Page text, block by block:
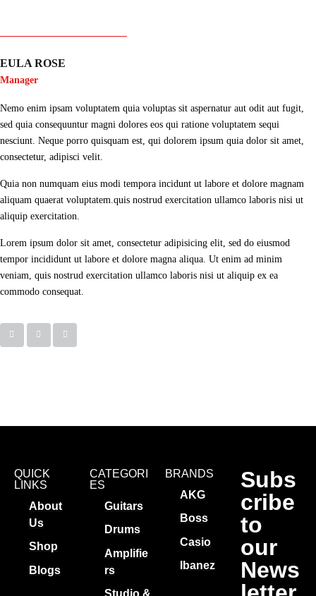
EULA ROSE
Manager
Nemo enim ipsam voluptatem quia voluptas sit aspernatur aut odit aut fugit,
sed quia consequuntur magni dolores eos qui ratione voluptatem sequi
nesciunt. Neque porro quisquam est, qui dolorem ipsum quia dolor sit amet,
consectetur, adipisci velit.
Quia non numquam eius modi tempora incidunt ut labore et dolore magnam
aliquam quaerat voluptatem.quis nostrud exercitation ullamco laboris nisi ut
aliquip exercitation.
Lorem ipsum dolor sit amet, consectetur adipisicing elit, sed do eiusmod
tempor incididunt ut labore et dolore magna aliqua. Ut enim ad minim
veniam, quis nostrud exercitation ullamco laboris nisi ut aliquip ex ea
commodo consequat.
QUICK
LINKS
About
Us
Shop
Blogs
CATEGORI
ES
Guitars
Drums
Amplifie
rs
Studio &
BRANDS
AKG
Boss
Casio
Ibanez
Subs
cribe
to
our
News